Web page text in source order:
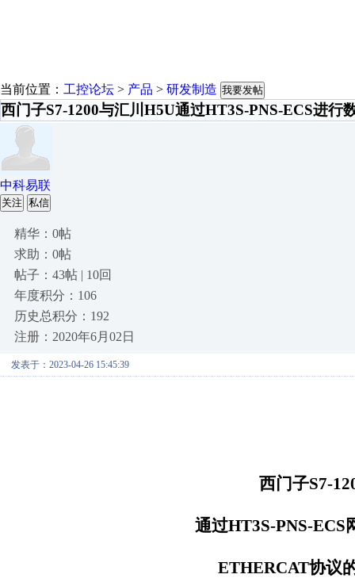
当前位置： 工控论坛 > 产品 > 研发制造 我要发帖
西门子S7-1200与汇川H5U通过HT3S-PNS-ECS进行
中科易联
关注 私信
精华：0帖
求助：0帖
帖子：43帖 | 10回
年度积分：106
历史总积分：192
注册：2020年6月02日
发表于：2023-04-26 15:45:39
西门子S7-
通过HT3S-PNS-ECS
ETHERCAT协议